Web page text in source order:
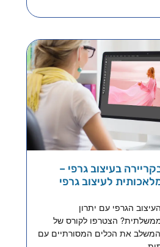
בעיצוב גרפי –
לעיצוב גרפי
הגרפי עם יתרון
הצטרפו לקורס של
המשלב את הכלים המסורתיים עם